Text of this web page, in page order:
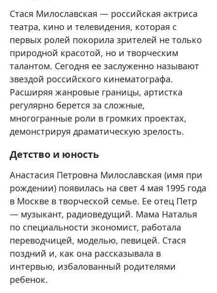
Стася Милославская — российская актриса
театра, кино и телевидения, которая с
первых ролей покорила зрителей не только
природной красотой, но и творческим
талантом. Сегодня ее заслуженно называют
звездой российского кинематографа.
Расширяя жанровые границы, артистка
регулярно берется за сложные,
многогранные роли в громких проектах,
демонстрируя драматическую зрелость.
Детство и юность
Анастасия Петровна Милославская (имя при
рождении) появилась на свет 4 мая 1995 года
в Москве в творческой семье. Ее отец Петр
— музыкант, радиоведущий. Мама Наталья
по специальности экономист, работала
переводчицей, моделью, певицей. Стася
поздний и, как она рассказывала в
интервью, избалованный родителями
ребенок.